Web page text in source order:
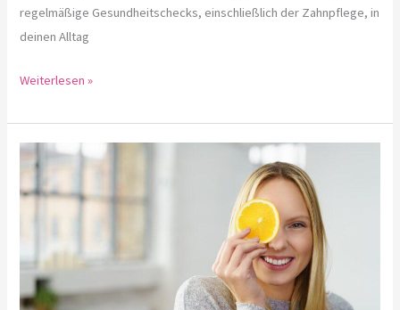
regelmäßige Gesundheitschecks, einschließlich der Zahnpflege, in
deinen Alltag
Weiterlesen »
Die
Rolle
der
der
Unterstützung